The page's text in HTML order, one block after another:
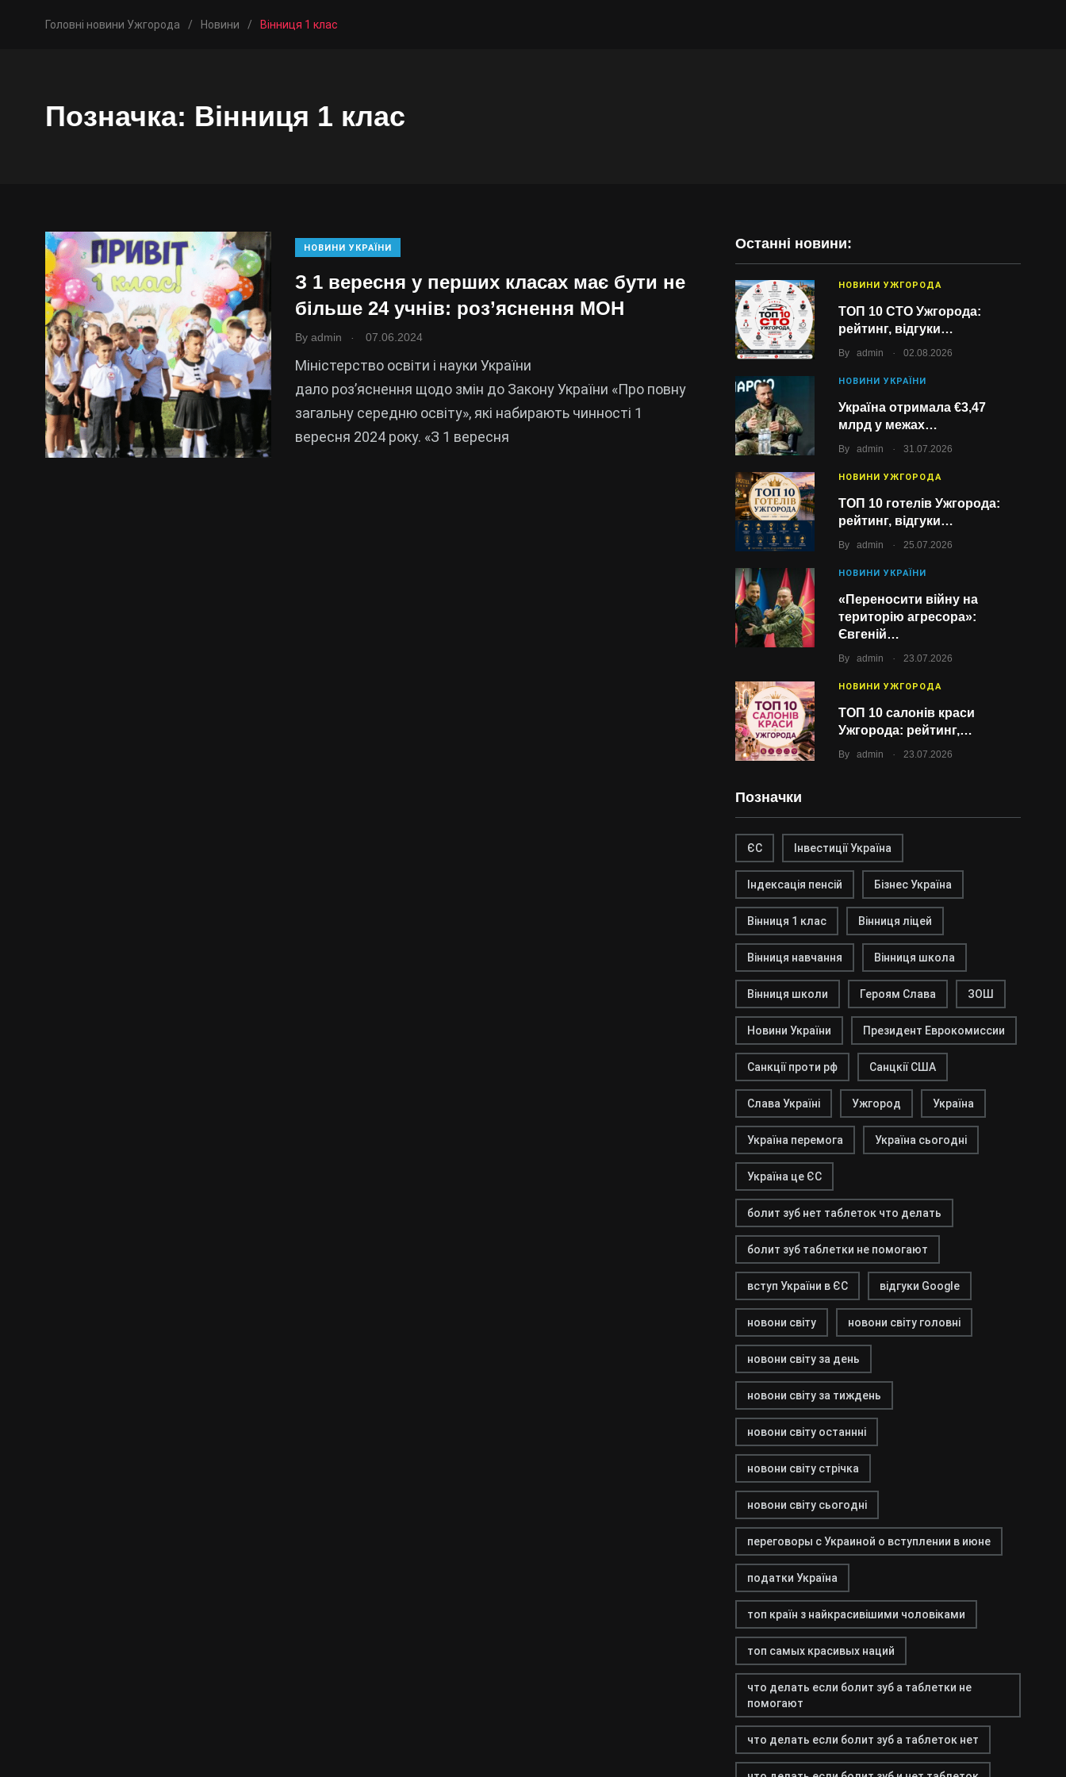
Головні новини Ужгорода / Новини / Вінниця 1 клас
Позначка: Вінниця 1 клас
НОВИНИ УКРАЇНИ
З 1 вересня у перших класах має бути не
більше 24 учнів: роз’яснення МОН
By admin 07.06.2024
Міністерство освіти і науки України
дало роз’яснення щодо змін до Закону України «Про повну
загальну середню освіту», які набирають чинності 1
вересня 2024 року. «З 1 вересня
Останні новини:
НОВИНИ УЖГОРОДА
ТОП 10 СТО Ужгорода:
рейтинг, відгуки…
By admin . 02.08.2026
НОВИНИ УКРАЇНИ
Україна отримала €3,47
млрд у межах…
By admin . 31.07.2026
НОВИНИ УЖГОРОДА
ТОП 10 готелів Ужгорода:
рейтинг, відгуки…
By admin . 25.07.2026
НОВИНИ УКРАЇНИ
«Переносити війну на
територію агресора»:
Євгеній…
By admin . 23.07.2026
НОВИНИ УЖГОРОДА
ТОП 10 салонів краси
Ужгорода: рейтинг,…
By admin . 23.07.2026
Позначки
ЄС Інвестиції Україна
Індексація пенсій Бізнес Україна
Вінниця 1 клас Вінниця ліцей
Вінниця навчання Вінниця школа
Вінниця школи Героям Слава ЗОШ
Новини України Президент Еврокомиссии
Санкції проти рф Санцкії США
Слава Україні Ужгород Україна
Україна перемога Україна сьогодні
Україна це ЄС
болит зуб нет таблеток что делать
болит зуб таблетки не помогают
вступ України в ЄС відгуки Google
новони світу новони світу головні
новони світу за день
новони світу за тиждень
новони світу останнні
новони світу стрічка
новони світу сьогодні
переговоры с Украиной о вступлении в июне
податки Україна
топ країн з найкрасивішими чоловіками
топ самых красивых наций
что делать если болит зуб а таблетки не
помогают
что делать если болит зуб а таблеток нет